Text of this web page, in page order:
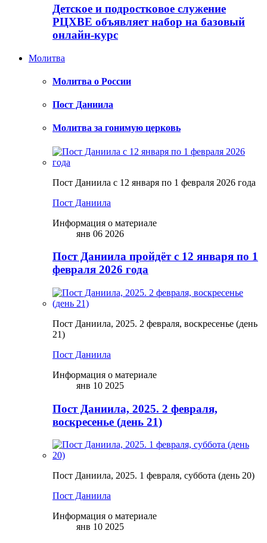
Детское и подростковое служение
РЦХВЕ объявляет набор на базовый
онлайн-курс
Молитва
Молитва о России
Пост Даниила
Молитва за гонимую церковь
Пост Даниила с 12 января по 1 февраля 2026 года
Пост Даниила
Информация о материале
янв 06 2026
Пост Даниила пройдёт с 12 января по 1
февраля 2026 года
Пост Даниила, 2025. 2 февраля, воскресенье (день
21)
Пост Даниила
Информация о материале
янв 10 2025
Пост Даниила, 2025. 2 февраля,
воскресенье (день 21)
Пост Даниила, 2025. 1 февраля, суббота (день 20)
Пост Даниила
Информация о материале
янв 10 2025